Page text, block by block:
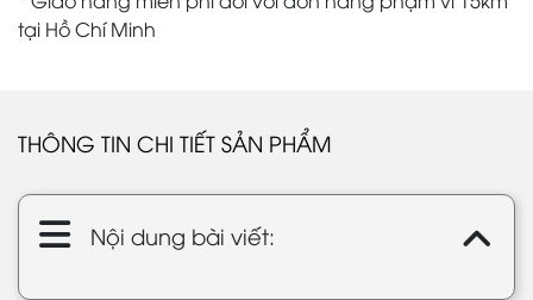
tại Hồ Chí Minh
THÔNG TIN CHI TIẾT SẢN PHẨM
Nội dung bài viết: